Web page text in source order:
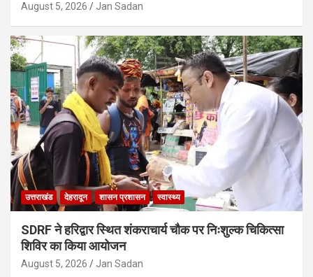
August 5, 2026 Jan Sadan
उत्तराखंड देहरादून शासन प्रशासन स्वास्थ्य
SDRF ने हरिद्वार स्थित शंकराचार्य चौक पर निःशुल्क चिकित्सा
शिविर का किया आयोजन
August 5, 2026 Jan Sadan